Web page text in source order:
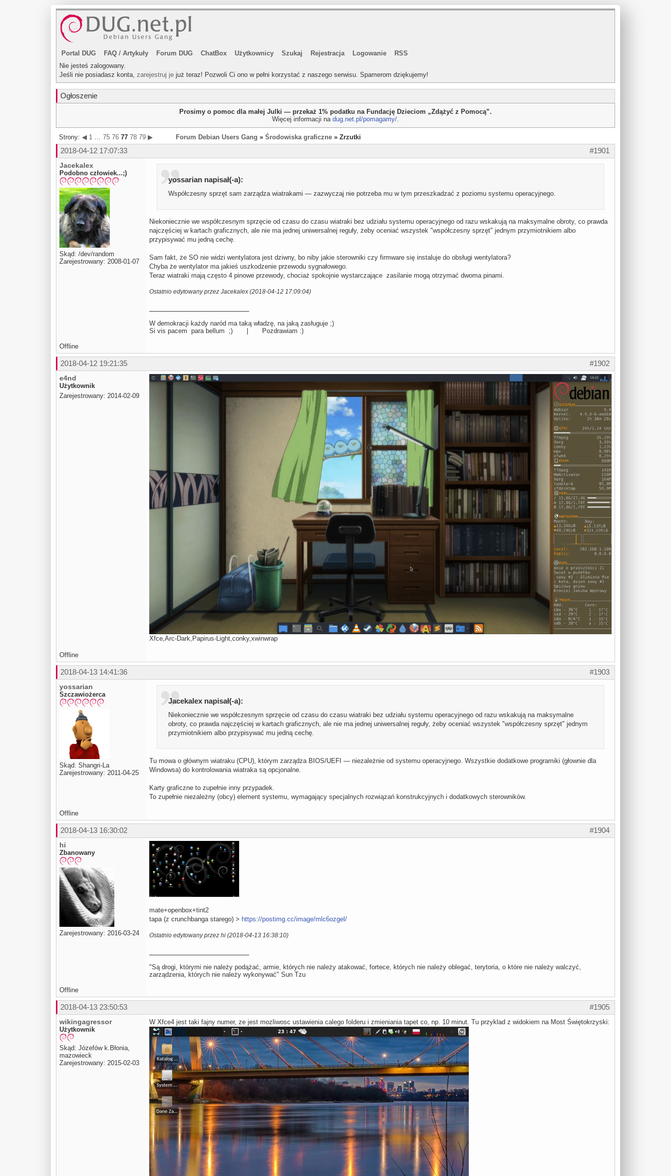
Portal DUG FAQ / Artykuły Forum DUG ChatBox Użytkownicy Szukaj Rejestracja Logowanie
RSS
Nie jesteś zalogowany.
Jeśli nie posiadasz konta, zarejestruj je już teraz! Pozwoli Ci ono w pełni korzystać z naszego serwisu. Spamerom dziękujemy!
Ogłoszenie
Prosimy o pomoc dla małej Julki — przekaż 1% podatku na Fundację Dzieciom „Zdążyć z Pomocą”.
Więcej informacji na dug.net.pl/pomagamy/.
Strony: ◀ 1 … 75 76 77 78 79 ▶ Forum Debian Users Gang » Środowiska graficzne » Zrzutki
#1901
2018-04-12 17:07:33
Jacekalex
Podobno człowiek...;)
Skąd: /dev/random
Zarejestrowany: 2008-01-07
yossarian napisał(-a):
Współczesny sprzęt sam zarządza wiatrakami — zazwyczaj nie potrzeba mu w tym przeszkadzać z poziomu systemu operacyjnego.
Niekoniecznie we współczesnym sprzęcie od czasu do czasu wiatraki bez udziału systemu operacyjnego od razu wskakują na maksymalne obroty, co prawda
najczęściej w kartach graficznych, ale nie ma jednej uniwersalnej reguły, żeby oceniać wszystek "współczesny sprzęt" jednym przymiotnikiem albo
przypisywać mu jedną cechę.
Sam fakt, że SO nie widzi wentylatora jest dziwny, bo niby jakie sterowniki czy firmware się instaluje do obsługi wentylatora?
Chyba że wentylator ma jakieś uszkodzenie przewodu sygnałowego.
Teraz wiatraki mają często 4 pinowe przewody, chociaż spokojnie wystarczające zasilanie mogą otrzymać dwoma pinami.
Ostatnio edytowany przez Jacekalex (2018-04-12 17:09:04)
W demokracji każdy naród ma taką władzę, na jaką zasługuje ;)
Si vis pacem para bellum ;) | Pozdrawiam :)
Offline
#1902
2018-04-12 19:21:35
e4nd
Użytkownik
Zarejestrowany: 2014-02-09
Xfce,Arc-Dark,Papirus-Light,conky,xwinwrap
Offline
#1903
2018-04-13 14:41:36
yossarian
Szczawiożerca
Skąd: Shangri-La
Zarejestrowany: 2011-04-25
Jacekalex napisał(-a):
Niekoniecznie we współczesnym sprzęcie od czasu do czasu wiatraki bez udziału systemu operacyjnego od razu wskakują na maksymalne
obroty, co prawda najczęściej w kartach graficznych, ale nie ma jednej uniwersalnej reguły, żeby oceniać wszystek "współczesny sprzęt" jednym
przymiotnikiem albo przypisywać mu jedną cechę.
Tu mowa o głównym wiatraku (CPU), którym zarządza BIOS/UEFI — niezależnie od systemu operacyjnego. Wszystkie dodatkowe programiki (głownie dla
Windowsa) do kontrolowania wiatraka są opcjonalne.
Karty graficzne to zupełnie inny przypadek.
To zupełnie niezależny (obcy) element systemu, wymagający specjalnych rozwiązań konstrukcyjnych i dodatkowych sterowników.
Offline
#1904
2018-04-13 16:30:02
hi
Zbanowany
Zarejestrowany: 2016-03-24
mate+openbox+tint2
tapa (z crunchbanga starego) > https://postimg.cc/image/mlc6ozgel/
Ostatnio edytowany przez hi (2018-04-13 16:38:10)
"Są drogi, którymi nie należy podążać, armie, których nie należy atakować, fortece, których nie należy oblegać, terytoria, o które nie należy walczyć,
zarządzenia, których nie należy wykonywać" Sun Tzu
Offline
#1905
2018-04-13 23:50:53
wikingagressor
Użytkownik
Skąd: Józefów k.Błonia,
mazowieck
Zarejestrowany: 2015-02-03
W Xfce4 jest taki fajny numer, ze jest mozliwosc ustawienia calego folderu i zmieniania tapet co, np. 10 minut. Tu przyklad z widokiem na Most Świętokrzyski: